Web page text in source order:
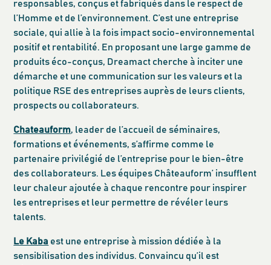
responsables, conçus et fabriqués dans le respect de
l’Homme et de l’environnement. C’est une entreprise
sociale, qui allie à la fois impact socio-environnemental
positif et rentabilité. En proposant une large gamme de
produits éco-conçus, Dreamact cherche à inciter une
démarche et une communication sur les valeurs et la
politique RSE des entreprises auprès de leurs clients,
prospects ou collaborateurs.
Chateauform, leader de l’accueil de séminaires,
formations et événements, s’affirme comme le
partenaire privilégié de l’entreprise pour le bien-être
des collaborateurs. Les équipes Châteauform’ insufflent
leur chaleur ajoutée à chaque rencontre pour inspirer
les entreprises et leur permettre de révéler leurs
talents.
Le Kaba est une entreprise à mission dédiée à la
sensibilisation des individus. Convaincu qu’il est